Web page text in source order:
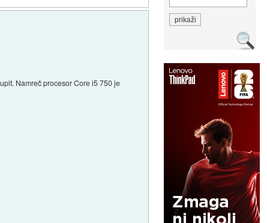
Namreč procesor Core i5 750 je